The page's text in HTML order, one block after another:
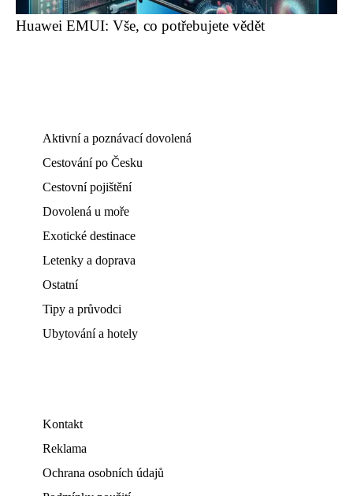
Huawei EMUI: Vše, co potřebujete vědět
Aktivní a poznávací dovolená
Cestování po Česku
Cestovní pojištění
Dovolená u moře
Exotické destinace
Letenky a doprava
Ostatní
Tipy a průvodci
Ubytování a hotely
Kontakt
Reklama
Ochrana osobních údajů